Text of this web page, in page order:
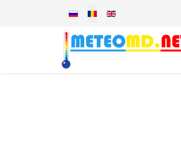
Selectați limba dvs